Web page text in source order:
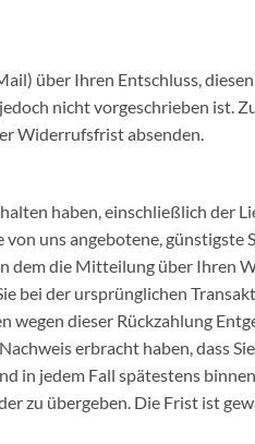
über Ihren Entschluss,
nicht vorgeschrieben ist.
Widerrufsfrist absenden.
haben, einschließlich der
von uns angebotene,
dem die Mitteilung über Ihren
bei der ursprünglichen
dieser Rückzahlung
erbracht haben, dass
in jedem Fall spätestens binnen
zu übergeben. Die Frist ist